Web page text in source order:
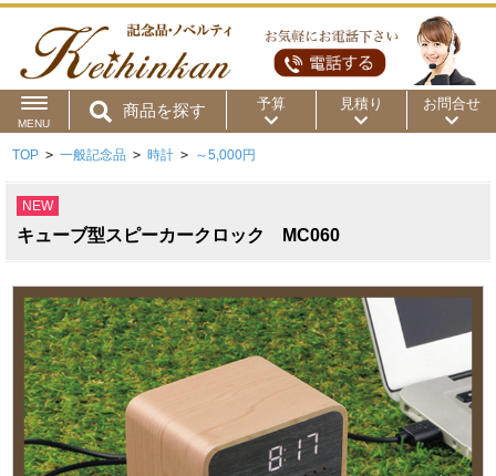
MENU
商品を探す 予算
用途から
商品カテゴリ
～50円
～15,000円 ～20,000円 ～30,000円
～50,000円 50,001円～
見積り お問合せ
TOP > 一般記念品 > 時計 > ～5,000円
NEW
キューブ型スピーカークロック MC060